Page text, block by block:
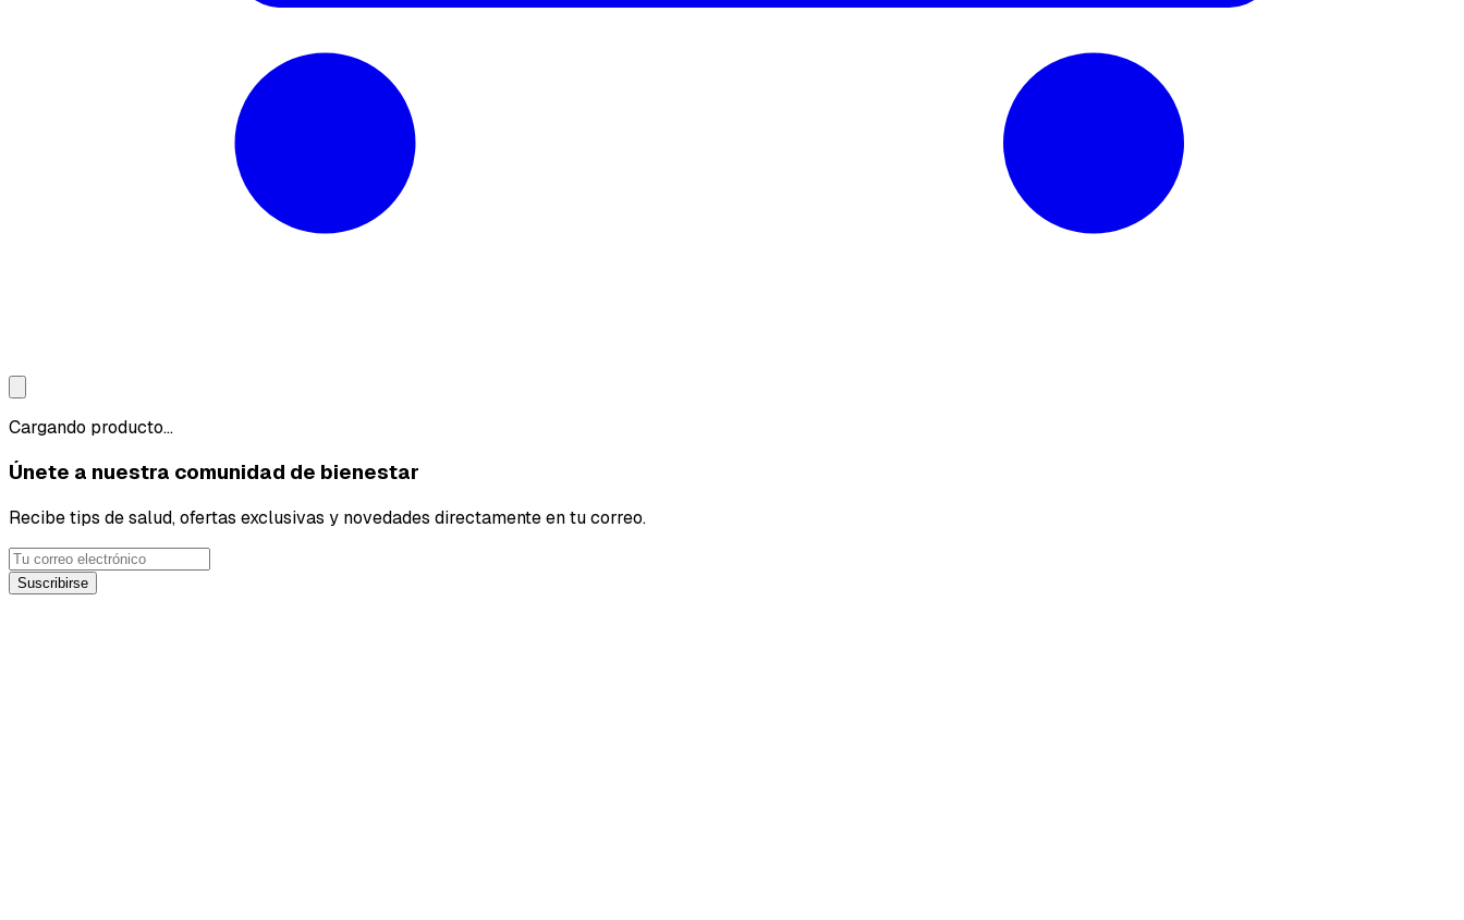
Cargando producto...
Únete a nuestra comunidad de bienestar
Recibe tips de salud, ofertas exclusivas y novedades directamente en tu correo.
Suscribirse